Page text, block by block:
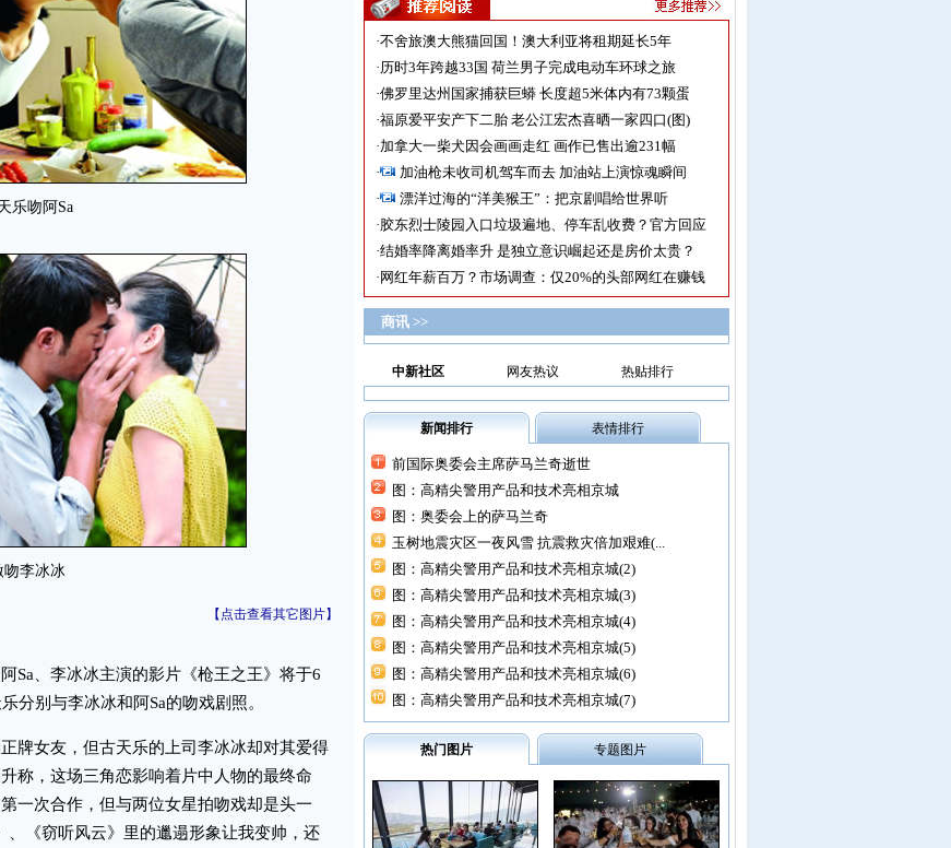
乐吻阿Sa
吻李冰冰
【点击查看其它图片】
、李冰冰主演的影片《枪王之王》将于6
分别与李冰冰和阿Sa的吻戏剧照。
女友，但古天乐的上司李冰冰却对其爱得
称，这场三角恋影响着片中人物的最终命
一次合作，但与两位女星拍吻戏却是头一
、《窃听风云》里的邋遢形象让我变帅，还
·不舍旅澳大熊猫回国！澳大利亚将租期延长5年
·历时3年跨越33国 荷兰男子完成电动车环球之旅
·佛罗里达州国家捕获巨蟒 长度超5米体内有73颗蛋
·福原爱平安产下二胎 老公江宏杰喜晒一家四口(图)
·加拿大一柴犬因会画画走红 画作已售出逾231幅
·
加油枪未收司机驾车而去 加油站上演惊魂瞬间
·
漂洋过海的“洋美猴王”：把京剧唱给世界听
·胶东烈士陵园入口垃圾遍地、停车乱收费？官方回应
·结婚率降离婚率升 是独立意识崛起还是房价太贵？
· 网红年薪百万？市场调查：仅20%的头部网红在赚钱
商讯 >>
中新社区 网友热议 热贴排行
新闻排行 表情排行
前国际奥委会主席萨马兰奇逝世
图：高精尖警用产品和技术亮相京城
图：奥委会上的萨马兰奇
玉树地震灾区一夜风雪 抗震救灾倍加艰难(...
图：高精尖警用产品和技术亮相京城(2)
图：高精尖警用产品和技术亮相京城(3)
图：高精尖警用产品和技术亮相京城(4)
图：高精尖警用产品和技术亮相京城(5)
图：高精尖警用产品和技术亮相京城(6)
图：高精尖警用产品和技术亮相京城(7)
热门图片 专题图片